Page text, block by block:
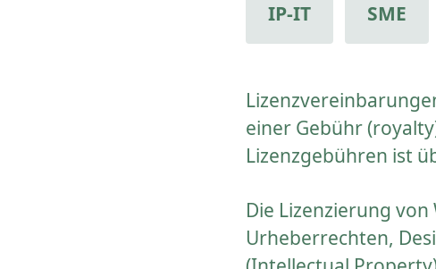
IP-IT SME
einer Gebühr
Lizenzgebühren ist
Die Lizenzierung
Urheberrechten,